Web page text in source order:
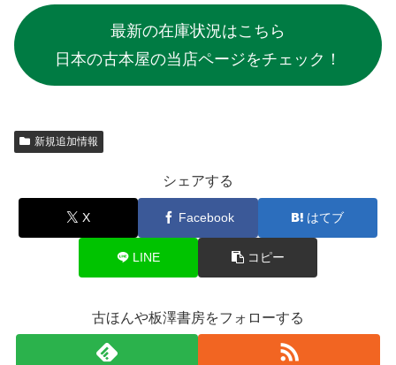
最新の在庫状況はこちら
日本の古本屋の当店ページをチェック！
新規追加情報
シェアする
X Facebook はてブ
LINE コピー
古ほんや板澤書房をフォローする